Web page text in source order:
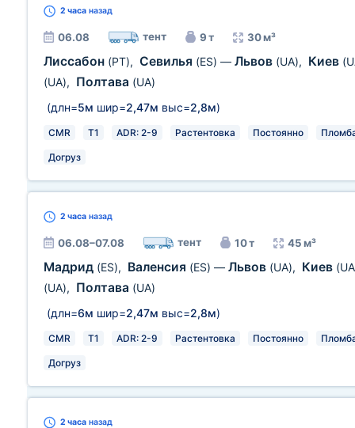
2 часа назад
06.08 тент 9 т 30 м³
Лиссабон (PT), Севилья (ES) — Львов (UA), Киев
(UA), Полтава (UA)
(длн=5м шир=2,47м выс=2,8м)
CMR T1 ADR: 2-9 Растентовка Постоянно
Догруз
2 часа назад
06.08–07.08 тент 10 т 45 м³
Мадрид (ES), Валенсия (ES) — Львов (UA), Киев
(UA), Полтава (UA)
(длн=6м шир=2,47м выс=2,8м)
CMR T1 ADR: 2-9 Растентовка Постоянно
Догруз
2 часа назад